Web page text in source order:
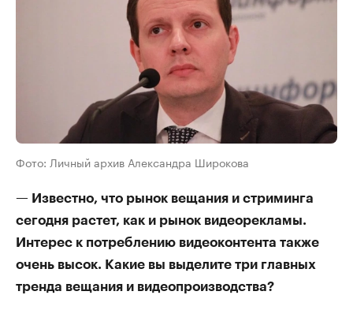
Фото: Личный архив Александра Широкова
— Известно, что рынок вещания и стриминга
сегодня растет, как и рынок видеорекламы.
Интерес к потреблению видеоконтента также
очень высок. Какие вы выделите три главных
тренда вещания и видеопроизводства?